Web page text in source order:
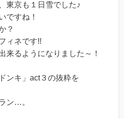
東京も１日雪でした♪
ですね！
？
ィネです!!
来るようになりました～！
ンキ」act３の抜粋を
ン…。